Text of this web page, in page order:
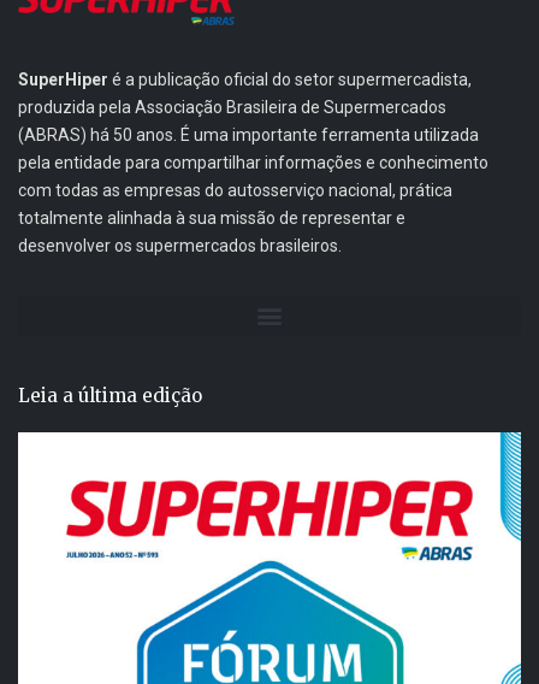
SuperHiper é a publicação oficial do setor supermercadista,
produzida pela Associação Brasileira de Supermercados
(ABRAS) há 50 anos. É uma importante ferramenta utilizada
pela entidade para compartilhar informações e conhecimento
com todas as empresas do autosserviço nacional, prática
totalmente alinhada à sua missão de representar e
desenvolver os supermercados brasileiros.
Leia a última edição